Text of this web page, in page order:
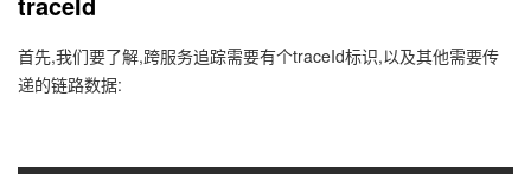
页
的
开
我
的
我
首先,我们要了解,跨服务追踪需要有个traceId标识,以及其他需要传
递的链路数据: